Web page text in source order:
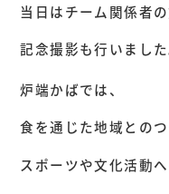
当日はチーム関係者
記念撮影も行いました
炉端かばでは、
食を通じた地域との
スポーツや文化活動